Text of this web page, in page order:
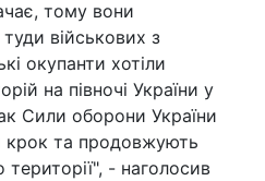
тому вони
військових з
окупанти хотіли
на півночі України у
Сили оборони України
крок та продовжують
- наголосив